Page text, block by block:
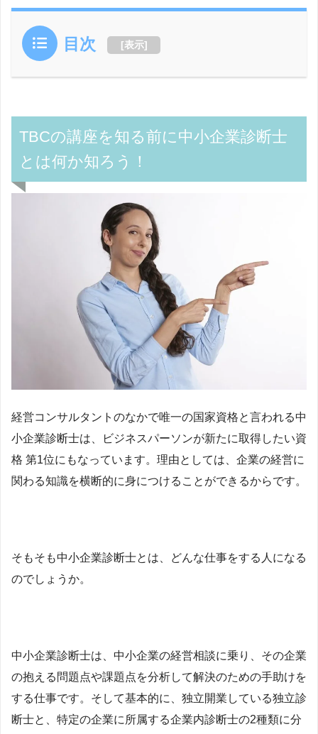
目次 [表示]
TBCの講座を知る前に中小企業診断士
とは何か知ろう！
経営コンサルタントのなかで唯一の国家資格と言われる中
小企業診断士は、ビジネスパーソンが新たに取得したい資
格 第1位にもなっています。理由としては、企業の経営に
関わる知識を横断的に身につけることができるからです。
そもそも中小企業診断士とは、どんな仕事をする人になる
のでしょうか。
中小企業診断士は、中小企業の経営相談に乗り、その企業
の抱える問題点や課題点を分析して解決のための手助けを
する仕事です。そして基本的に、独立開業している独立診
断士と、特定の企業に所属する企業内診断士の2種類に分